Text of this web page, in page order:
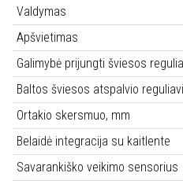
Valdymas
Apšvietimas
Galimybė prijungti šviesos
Baltos šviesos atspalvio
Ortakio skersmuo, mm
Belaidė integracija su kaitlente
Savarankiško veikimo sensorius